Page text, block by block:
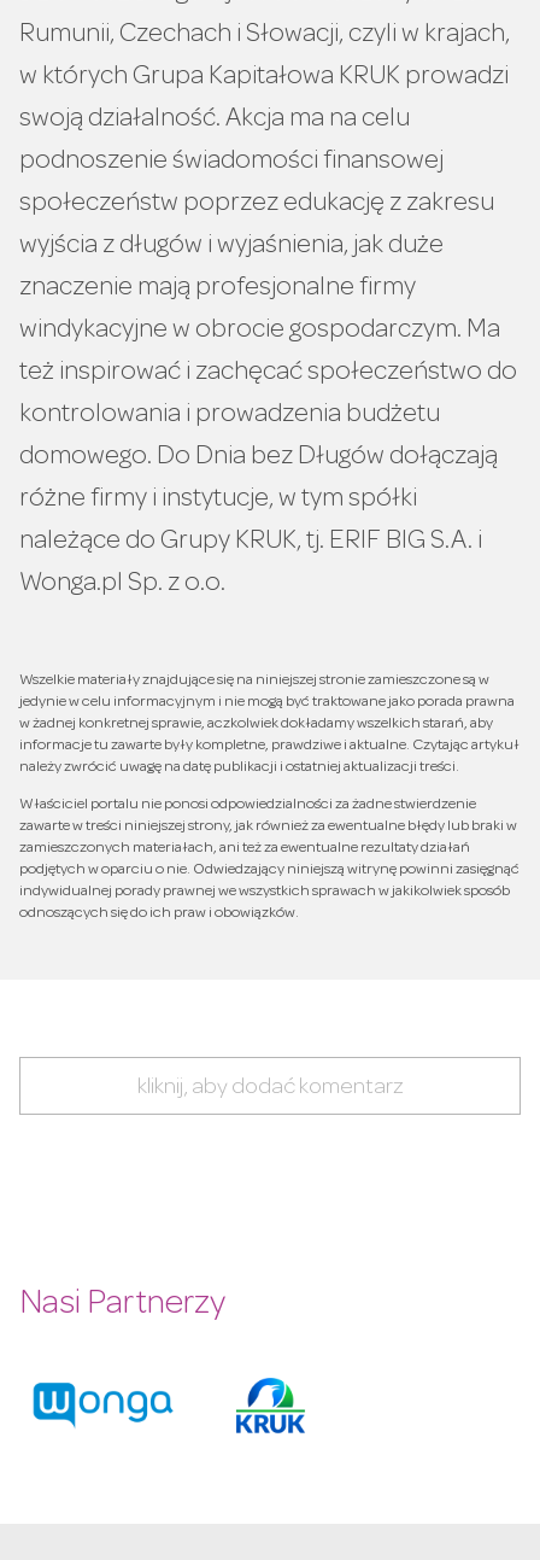
Rumunii, Czechach i Słowacji, czyli w krajach,
w których Grupa Kapitałowa KRUK prowadzi
swoją działalność. Akcja ma na celu
podnoszenie świadomości finansowej
społeczeństw poprzez edukację z zakresu
wyjścia z długów i wyjaśnienia, jak duże
znaczenie mają profesjonalne firmy
windykacyjne w obrocie gospodarczym. Ma
też inspirować i zachęcać społeczeństwo do
kontrolowania i prowadzenia budżetu
domowego. Do Dnia bez Długów dołączają
różne firmy i instytucje, w tym spółki
należące do Grupy KRUK, tj. ERIF BIG S.A. i
Wonga.pl Sp. z o.o.
Wszelkie materiały znajdujące się na niniejszej stronie zamieszczone są w
jedynie w celu informacyjnym i nie mogą być traktowane jako porada prawna
w żadnej konkretnej sprawie, aczkolwiek dokładamy wszelkich starań, aby
informacje tu zawarte były kompletne, prawdziwe i aktualne. Czytając artykuł
należy zwrócić uwagę na datę publikacji i ostatniej aktualizacji treści.
Właściciel portalu nie ponosi odpowiedzialności za żadne stwierdzenie
zawarte w treści niniejszej strony, jak również za ewentualne błędy lub braki w
zamieszczonych materiałach, ani też za ewentualne rezultaty działań
podjętych w oparciu o nie. Odwiedzający niniejszą witrynę powinni zasięgnąć
indywidualnej porady prawnej we wszystkich sprawach w jakikolwiek sposób
odnoszących się do ich praw i obowiązków.
kliknij, aby dodać komentarz
Nasi Partnerzy